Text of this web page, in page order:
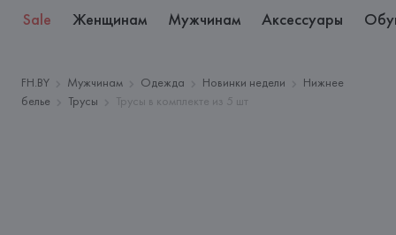
Sale Женщинам Мужчинам Аксессуары
FH.BY Мужчинам Одежда Новинки недели
Нижнее
белье
Трусы Трусы в комплекте из 5 шт